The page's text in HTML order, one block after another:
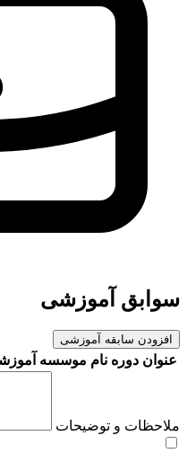
سوابق آموزشی
افزودن سابقه آموزشی
عنوان دوره نام موسسه
ملاحظات و توضیحات